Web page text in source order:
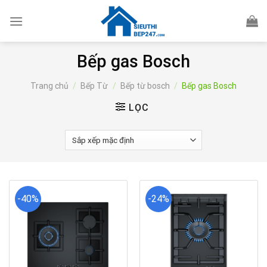
Bếp gas Bosch
Trang chủ / Bếp Từ / Bếp từ bosch / Bếp gas Bosch
LỌC
-40% -24%